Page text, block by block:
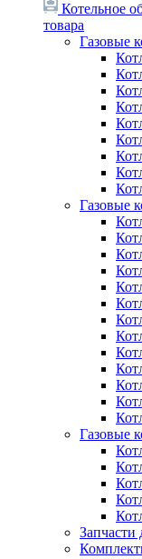
Котельное
товара
Газовые
Газовые
Газовые
Запчасти